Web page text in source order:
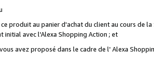
produit au panier d'achat du client au cours de
initial avec l'Alexa Shopping Action ; et
avez proposé dans le cadre de l' Alexa